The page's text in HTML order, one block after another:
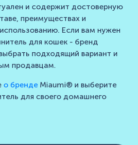
и содержит достоверную
преимуществах и
Если вам нужен
для кошек - бренд
подходящий вариант и
продавцам.
о бренде Miaumi® и выберите
для своего домашнего